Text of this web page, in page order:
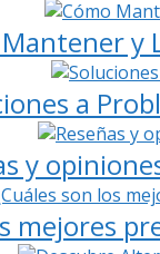
y
a
y
mejores